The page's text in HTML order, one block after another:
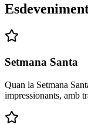
Setmana Santa
Quan la Setmana
impressionants, amb